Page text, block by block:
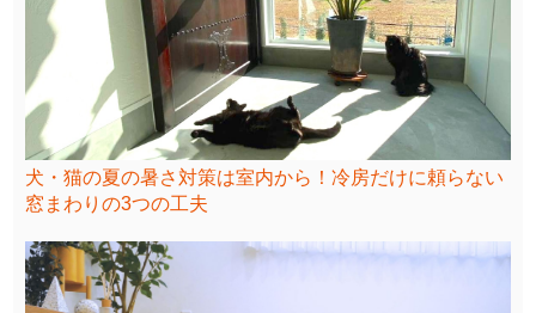
犬・猫の夏の暑さ対策は室内から！冷房だけに頼らない
窓まわりの3つの工夫